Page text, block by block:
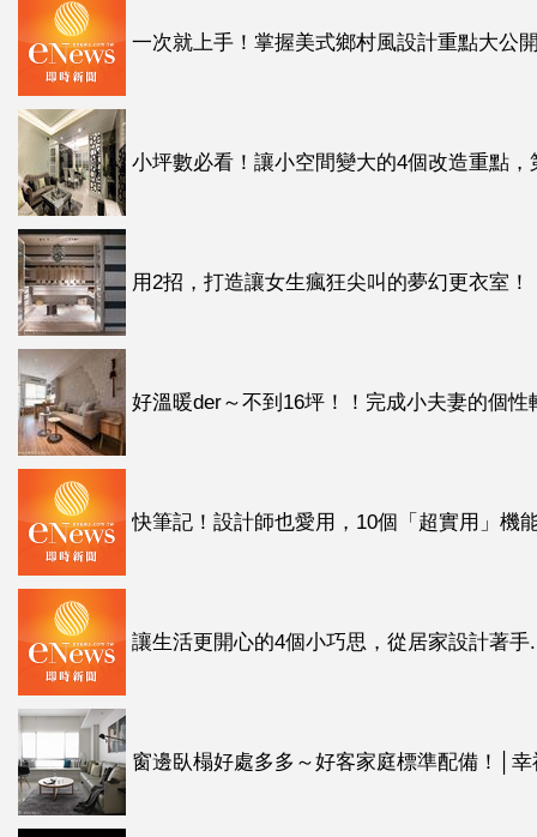
一次就上手！掌握美式鄉村風設計重點大公
小坪數必看！讓小空間變大的4個改造重點
用2招，打造讓女生瘋狂尖叫的夢幻更衣室
好溫暖der～不到16坪！！完成小夫妻的個
快筆記！設計師也愛用，10個「超實用」
讓生活更開心的4個小巧思，從居家設計著
窗邊臥榻好處多多～好客家庭標準配備！│